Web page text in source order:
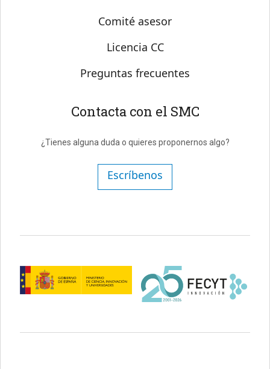
Comité asesor
Licencia CC
Preguntas frecuentes
Contacta con el SMC
¿Tienes alguna duda o quieres proponernos algo?
Escríbenos